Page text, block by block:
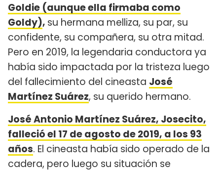
Goldie (aunque ella firmaba como
Goldy), su hermana melliza, su par, su
confidente, su compañera, su otra mitad.
Pero en 2019, la legendaria conductora ya
había sido impactada por la tristeza luego
del fallecimiento del cineasta José
Martínez Suárez, su querido hermano.
José Antonio Martínez Suárez, Josecito,
falleció el 17 de agosto de 2019, a los 93
años. El cineasta había sido operado de la
cadera, pero luego su situación se